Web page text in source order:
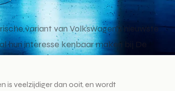
variant van Volkswagen’s nieuwste
interesse kenbaar maken bij De
is veelzijdiger dan ooit, en wordt